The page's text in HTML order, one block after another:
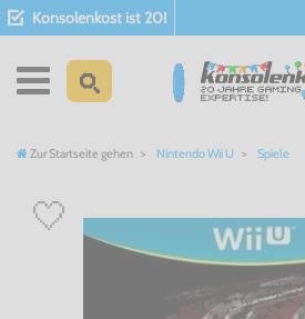
Konsolenkost ist 20!
Zur Startseite gehen Nintendo Wii U Spiele